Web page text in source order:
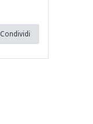
Condividi